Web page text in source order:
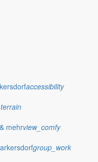
accessibility
terrain
mehrview_comfy
group_work